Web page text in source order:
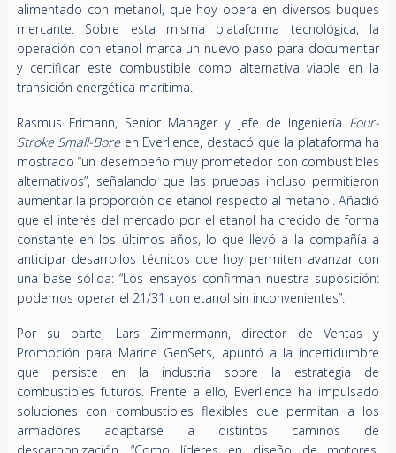
alimentado con metanol, que hoy opera en diversos buques
mercante. Sobre esta misma plataforma tecnológica, la
operación con etanol marca un nuevo paso para documentar
y certificar este combustible como alternativa viable en la
transición energética marítima.
Rasmus Frimann, Senior Manager y jefe de Ingeniería Four-
Stroke Small-Boreen Everllence, destacó que la plataforma ha
mostrado “un desempeño muy prometedor con combustibles
alternativos”, señalando que las pruebas incluso permitieron
aumentar la proporción de etanol respecto al metanol. Añadió
que el interés del mercado por el etanol ha crecido de forma
constante en los últimos años, lo que llevó a la compañía a
anticipar desarrollos técnicos que hoy permiten avanzar con
una base sólida: “Los ensayos confirman nuestra suposición:
podemos operar el 21/31 con etanol sin inconvenientes”.
Por su parte, Lars Zimmermann, director de Ventas y
Promoción para Marine GenSets, apuntó a la incertidumbre
que persiste en la industria sobre la estrategia de
combustibles futuros. Frente a ello, Everllence ha impulsado
soluciones con combustibles flexibles que permitan a los
armadores adaptarse a distintos caminos de